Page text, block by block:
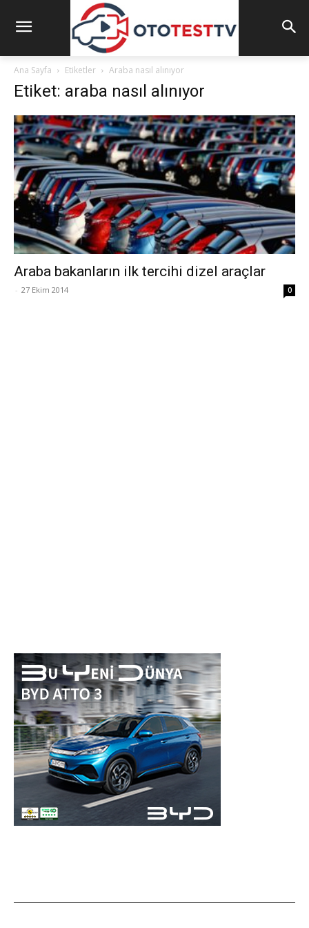
Ana Sayfa Etiketler Araba nasıl alınıyor
Etiket: araba nasıl alınıyor
Araba bakanların ilk tercihi dizel araçlar
- 27 Ekim 2014 0